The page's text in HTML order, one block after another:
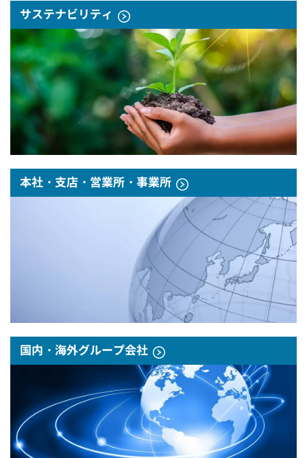
サステナビリティ
本社・支店・営業所・事業所
国内・海外グループ会社